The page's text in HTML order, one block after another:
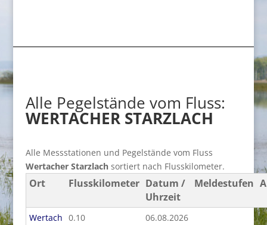
Alle Pegelstände vom Fluss:
WERTACHER STARZLACH
Alle Messstationen und Pegelstände vom Fluss
Wertacher Starzlachsortiert nach Flusskilometer.
Ort Flusskilometer Datum /
Uhrzeit
Meldestufen
Wertach 0.10
06.08.2026